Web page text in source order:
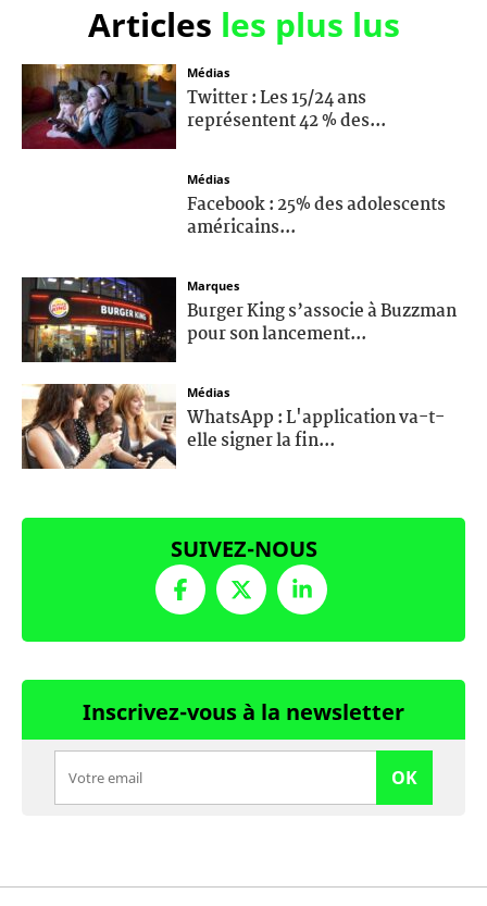
Articles les plus lus
Médias
Twitter : Les 15/24 ans
représentent 42 % des...
Médias
Facebook : 25% des adolescents
américains...
Marques
Burger King s’associe à Buzzman
pour son lancement...
Médias
WhatsApp : L'application va-t-
elle signer la fin...
SUIVEZ-NOUS
Inscrivez-vous à la newsletter
OK